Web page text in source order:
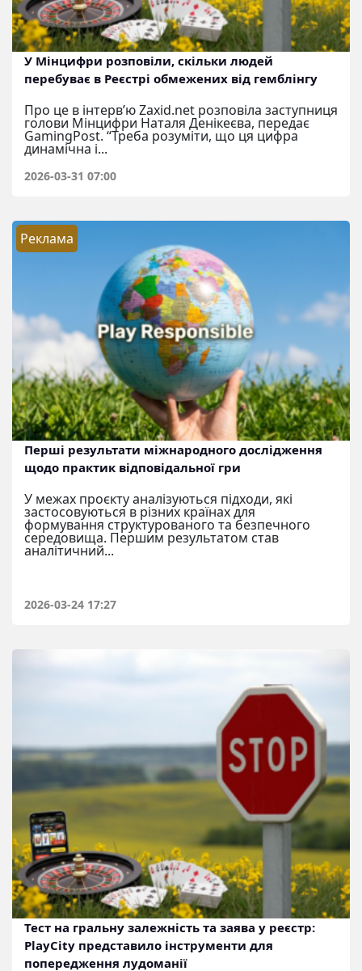
У Мінцифри розповіли, скільки людей
перебуває в Реєстрі обмежених від гемблінгу
Про це в інтерв’ю Zaxid.net розповіла заступниця
голови Мінцифри Наталя Денікеєва, передає
GamingPost. “Треба розуміти, що ця цифра
динамічна і...
2026-03-31 07:00
Реклама
Перші результати міжнародного дослідження
щодо практик відповідальної гри
У межах проєкту аналізуються підходи, які
застосовуються в різних країнах для
формування структурованого та безпечного
середовища. Першим результатом став
аналітичний...
2026-03-24 17:27
Тест на гральну залежність та заява у реєстр:
PlayCity представило інструменти для
попередження лудоманії